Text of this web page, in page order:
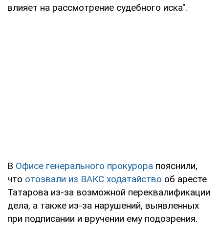
влияет на рассмотрение судебного иска".
В Офисе генерального прокурора пояснили,
что отозвали из ВАКС ходатайство об аресте
Татарова из-за возможной переквалификации
дела, а также из-за нарушений, выявленных
при подписании и вручении ему подозрения.